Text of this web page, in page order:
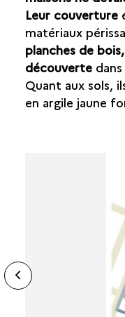
Leur couverture
matériaux
planches de
découvertedans
Quant aux sols,
en argile jaune